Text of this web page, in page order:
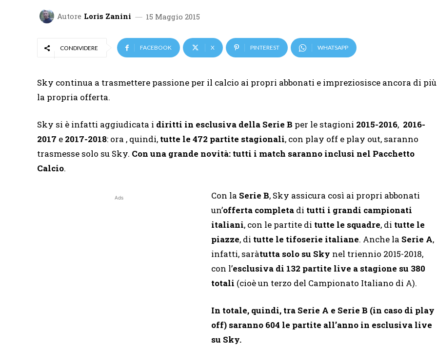
Autore Loris Zanini 15 Maggio 2015
CONDIVIDERE FACEBOOK X PINTEREST WHATSAPP
Sky continua a trasmettere passione per il calcio ai propri abbonati e impreziosisce ancora di più
la propria offerta.
Sky si è infatti aggiudicata i diritti in esclusiva della Serie B per le stagioni 2015-2016, 2016-
2017 e 2017-2018: ora , quindi, tutte le 472 partite stagionali, con play off e play out, saranno
trasmesse solo su Sky. Con una grande novità: tutti i match saranno inclusi nel Pacchetto
Calcio.
Ads Con la Serie B, Sky assicura così ai propri abbonati
un’offerta completa di tutti i grandi campionati
italiani, con le partite di tutte le squadre, di tutte le
piazze, di tutte le tifoserie italiane. Anche la Serie A,
infatti, saràtutta solo su Sky nel triennio 2015-2018,
con l’esclusiva di 132 partite live a stagione su 380
totali (cioè un terzo del Campionato Italiano di A).
In totale, quindi, tra Serie A e Serie B (in caso di play
off) saranno 604 le partite all’anno in esclusiva live
su Sky.